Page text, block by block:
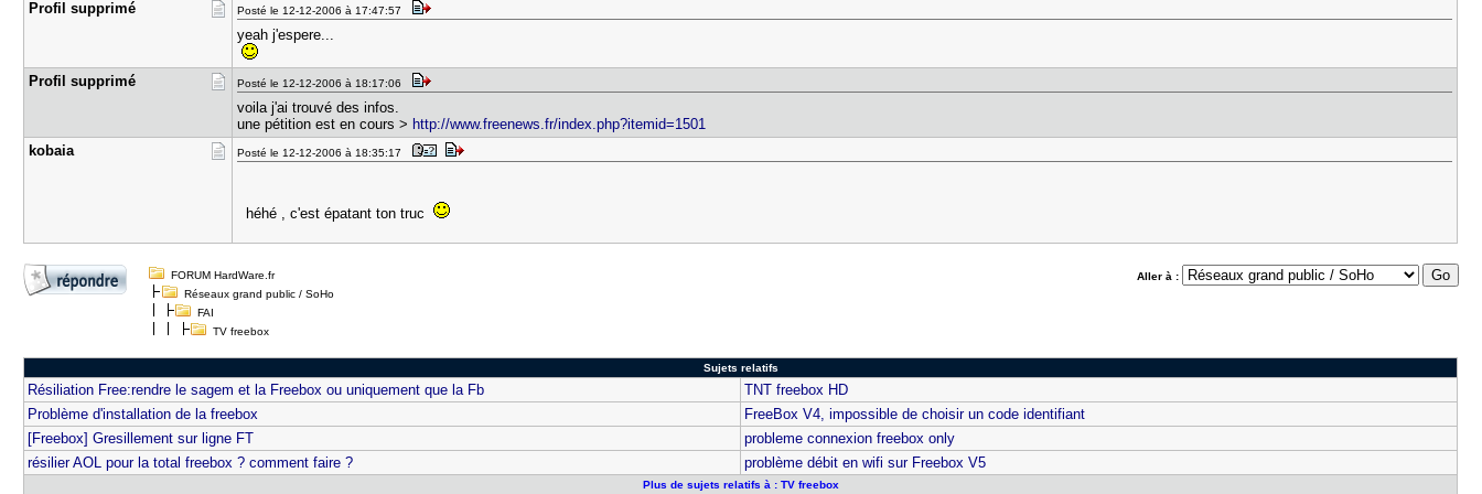
Profil sup​primé Posté le 12-12-2006 à 17:47:57
yeah j'espere...
Profil sup​primé Posté le 12-12-2006 à 18:17:06
voila j'ai trouvé des infos.
une pétition est en cours > http://www.freenews.fr/index.php?itemid=1501
kobaia
Posté le 12-12-2006 à 18:35:17
héhé , c'est épatant ton truc
Aller à :
FORUM HardWare.fr
Réseaux grand public / SoHo
FAI
TV freebox
Sujets relatifs
Résiliation Free:rendre le sagem et la Freebox ou uniquement que la Fb
TNT freebox HD
Problème d'installation de la freebox
FreeBox V4, impossible de choisir un code identifiant
[Freebox] Gresillement sur ligne FT
probleme connexion freebox only
résilier AOL pour la total freebox ? comment faire ?
problème débit en wifi sur Freebox V5
Plus de sujets relatifs à : TV freebox